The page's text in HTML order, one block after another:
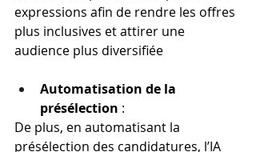
expressions afin de rendre les offres
plus inclusives et attirer une
audience plus diversifiée​
Automatisation de la
présélection :
De plus, en automatisant la
présélection des candidatures, l’IA